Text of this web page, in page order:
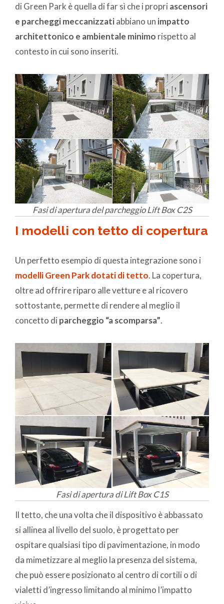
di Green Park è quella di far sì che i propri ascensori
e parcheggi meccanizzatiabbiano un impatto
architettonico e ambientale minimo rispetto al
contesto in cui sono inseriti.
Fasi di apertura del parcheggio Lift Box C2S
I modelli con tetto di copertura
Un perfetto esempio di questa integrazione sono i
modelli Green Park dotati di tetto. La copertura,
oltre ad offrire riparo alle vetture e al ricovero
sottostante, permette di rendere al meglio il
concetto di parcheggio “a scomparsa”.
Fasi di apertura di Lift Box C1S
Il tetto, che una volta che il dispositivo è abbassato
si allinea al livello del suolo, è progettato per
ospitare qualsiasi tipo di pavimentazione, in modo
da mimetizzare al meglio la presenza del sistema,
che può essere posizionato al centro di cortili o di
vialetti d’ingresso limitando al minimo l’impatto